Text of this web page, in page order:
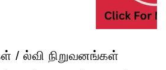
/ ல்வி நிறுவனங்கள்